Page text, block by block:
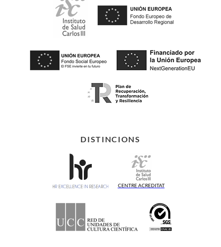
DISTINCIONS
CENTRE ACREDITAT